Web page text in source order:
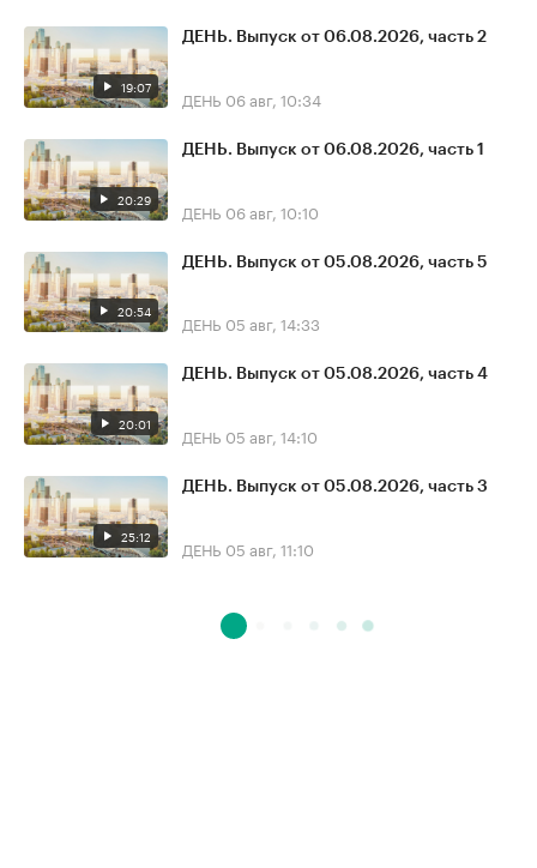
19:07
ДЕНЬ. Выпуск от 06.08.2026, часть 2
ДЕНЬ 06 авг, 10:34
20:29
ДЕНЬ. Выпуск от 06.08.2026, часть 1
ДЕНЬ 06 авг, 10:10
20:54
ДЕНЬ. Выпуск от 05.08.2026, часть 5
ДЕНЬ 05 авг, 14:33
20:01
ДЕНЬ. Выпуск от 05.08.2026, часть 4
ДЕНЬ 05 авг, 14:10
25:12
ДЕНЬ. Выпуск от 05.08.2026, часть 3
ДЕНЬ 05 авг, 11:10